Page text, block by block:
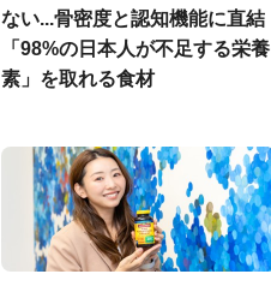
ない...骨密度と認知機能に直結
「98%の日本人が不足する栄養
素」を取れる食材